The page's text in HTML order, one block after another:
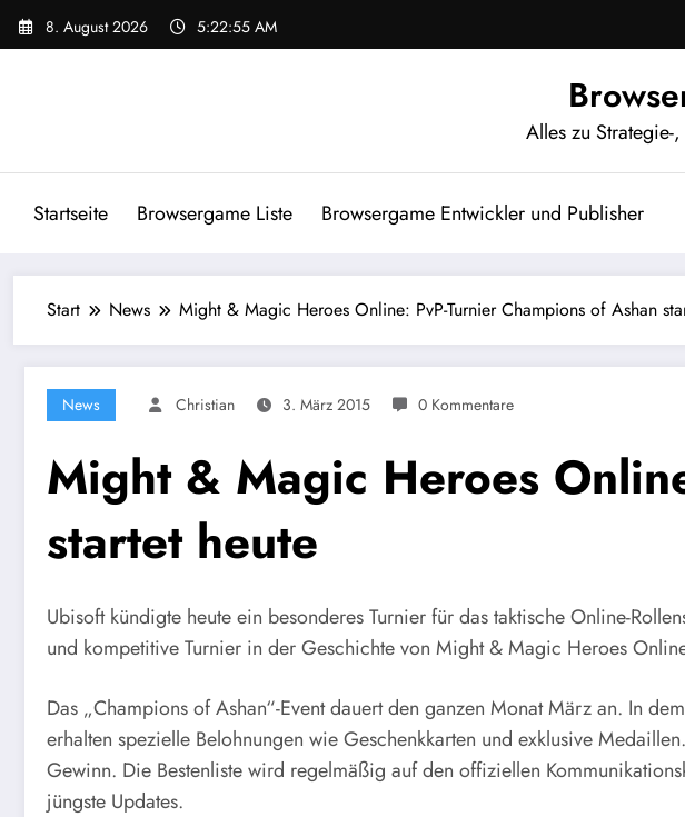
Zum
Inhalt
8. August 2026 5:22:55 AM
Alles zu Strategie-
Startseite Browsergame Liste Browsergame Entwickler und Publisher
Start News Might & Magic Heroes Online: PvP-Turnier Champions of Ashan
News Christian 3. März 2015 0 Kommentare
Might & Magic Heroes
startet heute
Ubisoft kündigte heute ein besonderes Turnier für das taktische Online-
und kompetitive Turnier in der Geschichte von Might & Magic Heroes
Das „Champions of Ashan“-Event dauert den ganzen Monat März an. In
erhalten spezielle Belohnungen wie Geschenkkarten und exklusive
Gewinn. Die Bestenliste wird regelmäßig auf den offiziellen
jüngste Updates.